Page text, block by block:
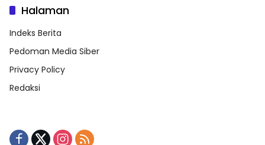
Halaman
Indeks Berita
Pedoman Media Siber
Privacy Policy
Redaksi